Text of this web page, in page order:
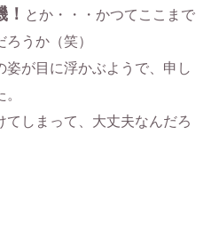
とか・・・かつてここまで
うか（笑）
が目に浮かぶようで、申し
しまって、大丈夫なんだろ